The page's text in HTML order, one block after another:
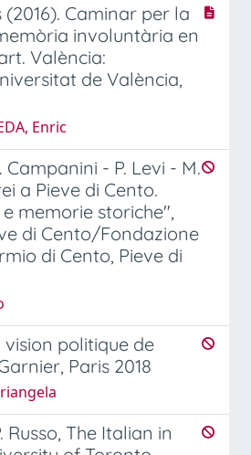
Caminar per la
involuntària en
València:
de València,
Enric
Campanini - P. Levi - M.
a Pieve di Cento.
memorie storiche",
di Cento/Fondazione
di Cento, Pieve di
vision politique de
Paris 2018
Russo, The Italian in